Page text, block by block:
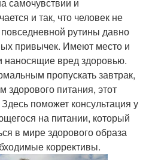
и так, что человек не
повседневной рутины давно
привычек. Имеют место и
наносящие вред здоровью.
пропускать завтрак,
здорового питания, этот
поможет консультация у
на питании, который
в мире здорового образа
коррективы.